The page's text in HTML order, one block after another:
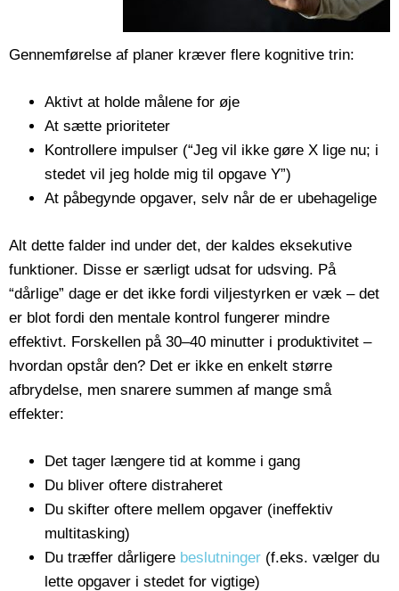
Gennemførelse af planer kræver flere kognitive trin:
Aktivt at holde målene for øje
At sætte prioriteter
Kontrollere impulser (“Jeg vil ikke gøre X lige nu; i
stedet vil jeg holde mig til opgave Y”)
At påbegynde opgaver, selv når de er ubehagelige
Alt dette falder ind under det, der kaldes eksekutive
funktioner. Disse er særligt udsat for udsving. På
“dårlige” dage er det ikke fordi viljestyrken er væk – det
er blot fordi den mentale kontrol fungerer mindre
effektivt. Forskellen på 30–40 minutter i produktivitet –
hvordan opstår den? Det er ikke en enkelt større
afbrydelse, men snarere summen af mange små
effekter:
Det tager længere tid at komme i gang
Du bliver oftere distraheret
Du skifter oftere mellem opgaver (ineffektiv
multitasking)
Du træffer dårligere beslutninger (f.eks. vælger du
lette opgaver i stedet for vigtige)